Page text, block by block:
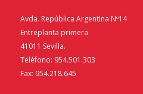
Avda. República Argentina Nº14
Entreplanta primera
41011 Sevilla.
Teléfono: 954.501.303
Fax: 954.218.645